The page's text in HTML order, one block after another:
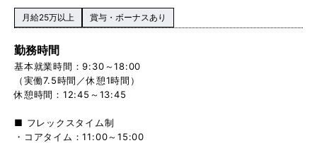
月給25万以上 賞与・ボーナスあり
勤務時間
基本就業時間：9:30～18:00
（実働7.5時間／休憩1時間）
休憩時間：12:45～13:45
■ フレックスタイム制
・コアタイム：11:00～15:00